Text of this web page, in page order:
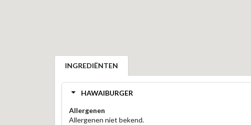
INGREDIËNTEN
HAWAIBURGER
Allergenen
Allergenen niet bekend.